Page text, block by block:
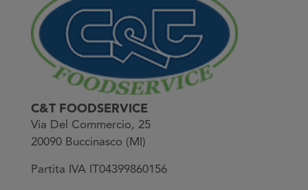
C&T FOODSERVICE
Via Del Commercio, 25
20090 Buccinasco (MI)
Partita IVA IT04399860156